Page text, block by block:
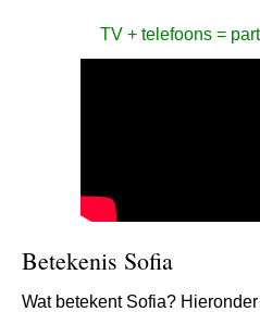
TV + telefoons =
Betekenis Sofia
Wat betekent Sofia?